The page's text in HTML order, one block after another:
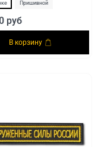
Пришивной
руб
В корзину